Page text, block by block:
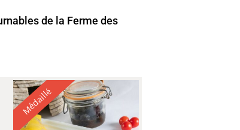
de la Ferme des
Médaillé